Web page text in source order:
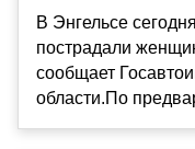
В Энгельсе
пострадали
сообщает
области.По